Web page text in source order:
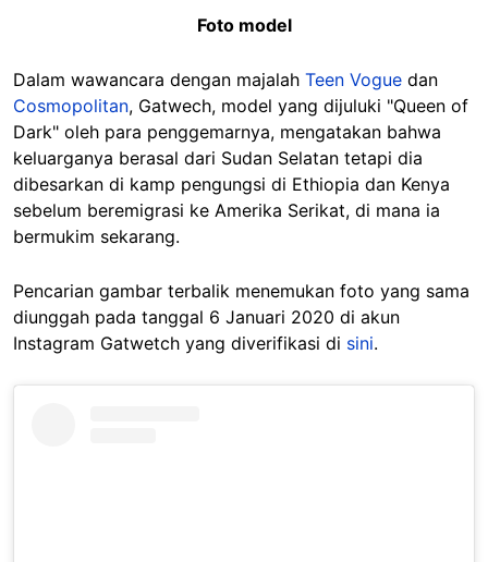
Foto model
Dalam wawancara dengan majalah Teen Vogue dan
Cosmopolitan, Gatwech, model yang dijuluki "Queen of
Dark" oleh para penggemarnya, mengatakan bahwa
keluarganya berasal dari Sudan Selatan tetapi dia
dibesarkan di kamp pengungsi di Ethiopia dan Kenya
sebelum beremigrasi ke Amerika Serikat, di mana ia
bermukim sekarang.
Pencarian gambar terbalik menemukan foto yang sama
diunggah pada tanggal 6 Januari 2020 di akun
Instagram Gatwetch yang diverifikasi di sini.